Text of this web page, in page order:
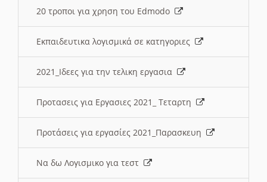
20 τροποι για χρηση του Edmodo
Εκπαιδευτικα λογισμικά σε κατηγοριες
2021_Ιδεες για την τελικη εργασια
Προτασεις για Εργασιες 2021_ Τεταρτη
Προτάσεις για εργασίες 2021_Παρασκευη
Να δω Λογισμικο για τεστ